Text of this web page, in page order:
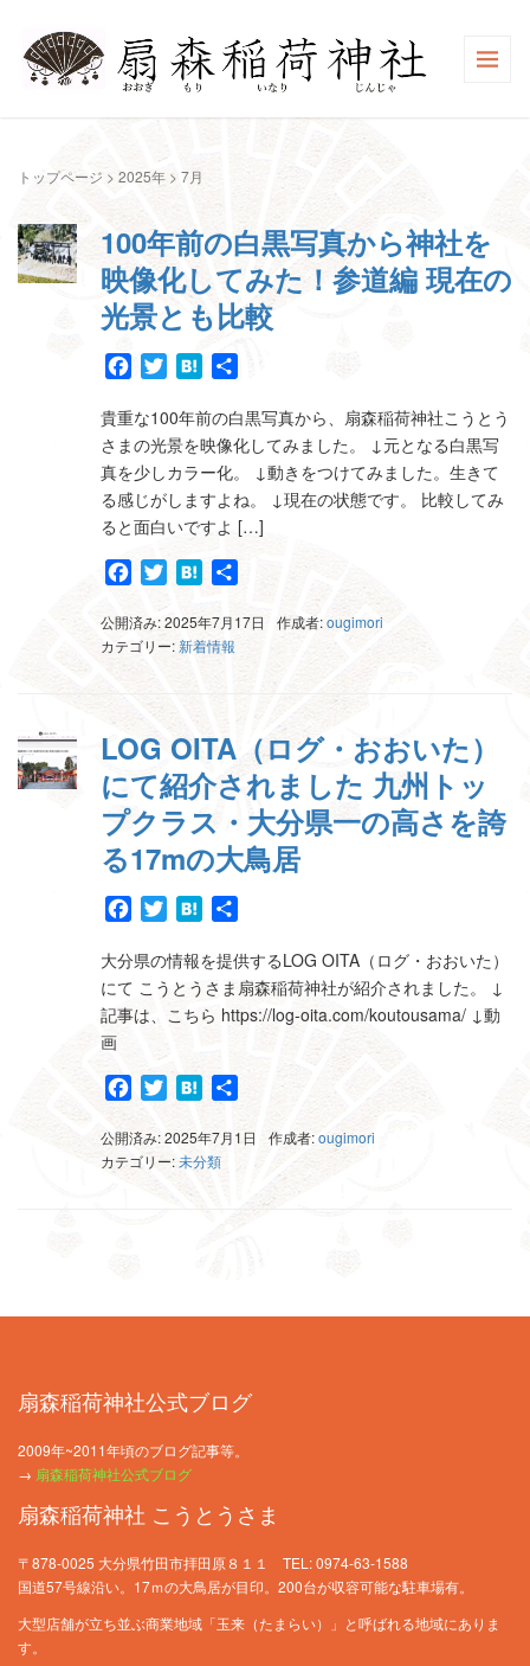
トップページ > 2025年 > 7月
100年前の白黒写真から神社を
映像化してみた！参道編 現在の
光景とも比較
FacebookTwitterHatena
貴重な100年前の白黒写真から、扇森稲荷神社こうとう
さまの光景を映像化してみました。 ↓元となる白黒写
真を少しカラー化。 ↓動きをつけてみました。生きて
る感じがしますよね。 ↓現在の状態です。 比較してみ
ると面白いですよ […]
FacebookTwitterHatena
公開済み: 2025年7月17日 作成者:ougimori
カテゴリー:新着情報
LOG OITA（ログ・おおいた）
にて紹介されました 九州トッ
プクラス・大分県一の高さを誇
る17mの大鳥居
FacebookTwitterHatena
大分県の情報を提供するLOG OITA（ログ・おおいた）
にて こうとうさま扇森稲荷神社が紹介されました。 ↓
記事は、こちら https://log-oita.com/koutousama/ ↓動
画
FacebookTwitterHatena
公開済み: 2025年7月1日 作成者:ougimori
カテゴリー:未分類
扇森稲荷神社公式ブログ
2009年~2011年頃のブログ記事等。
→ 扇森稲荷神社公式ブログ
扇森稲荷神社 こうとうさま
〒878-0025 大分県竹田市拝田原８１１ TEL: 0974-63-1588
国道57号線沿い。17ｍの大鳥居が目印。200台が収容可能な駐車場有。
大型店舗が立ち並ぶ商業地域「玉来（たまらい）」と呼ばれる地域にありま
す。